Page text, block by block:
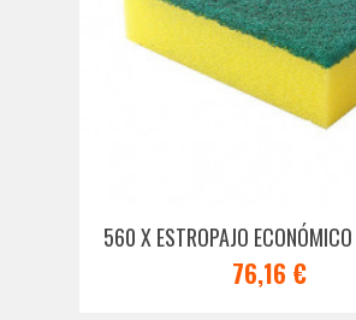
560 X ESTROPAJO
76,16 €